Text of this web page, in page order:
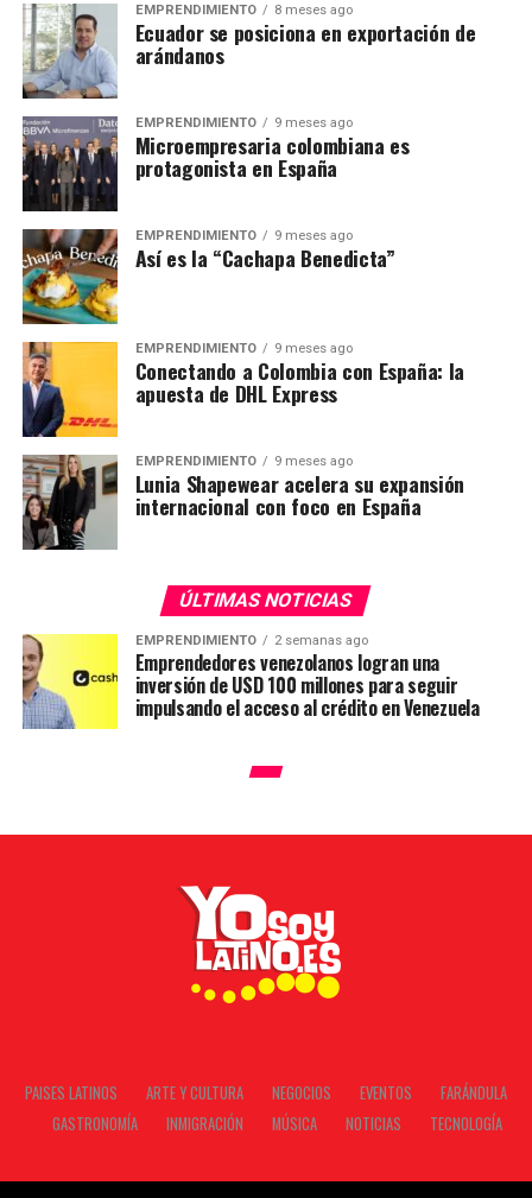
EMPRENDIMIENTO 8 meses ago
Ecuador se posiciona en exportación de
arándanos
EMPRENDIMIENTO 9 meses ago
Microempresaria colombiana es
protagonista en España
EMPRENDIMIENTO 9 meses ago
Así es la “Cachapa Benedicta”
EMPRENDIMIENTO 9 meses ago
Conectando a Colombia con España: la
apuesta de DHL Express
EMPRENDIMIENTO 9 meses ago
Lunia Shapewear acelera su expansión
internacional con foco en España
ÚLTIMAS NOTICIAS
EMPRENDIMIENTO 2 semanas ago
Emprendedores venezolanos logran una
inversión de USD 100 millones para seguir
impulsando el acceso al crédito en Venezuela
PAISES LATINOS ARTE Y CULTURA NEGOCIOS EVENTOS
FARÁNDULA
GASTRONOMÍA
INMIGRACIÓN MÚSICA NOTICIAS TECNOLOGÍA